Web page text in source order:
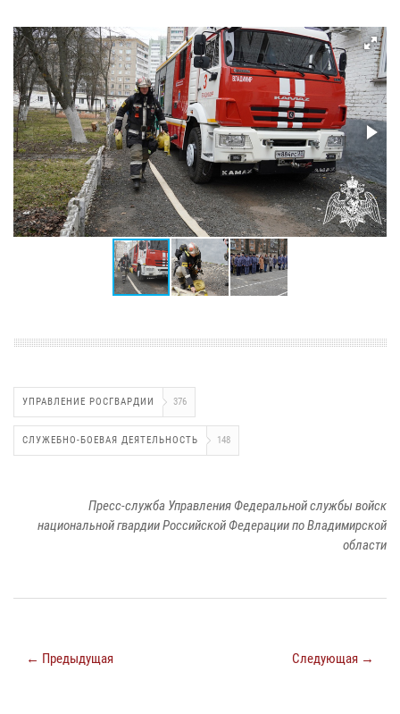
УПРАВЛЕНИЕ РОСГВАРДИИ 376
СЛУЖЕБНО-БОЕВАЯ ДЕЯТЕЛЬНОСТЬ 148
Пресс-служба Управления Федеральной службы войск
национальной гвардии Российской Федерации по Владимирской
области
← Предыдущая Следующая →